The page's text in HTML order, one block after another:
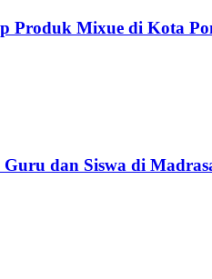
Produk Mixue di Kota
dan Siswa di